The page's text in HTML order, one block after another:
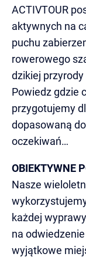
ACTIVTOUR
aktywnych na
puchu
rowerowego
dzikiej
Powiedz gdzie
przygotujemy
dopasowaną
oczekiwań…
OBIEKTYWNE
Nasze
każdej
na
wyjątkowe